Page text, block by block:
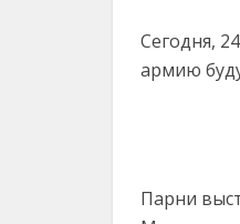
Сегодня,
армию
Парни